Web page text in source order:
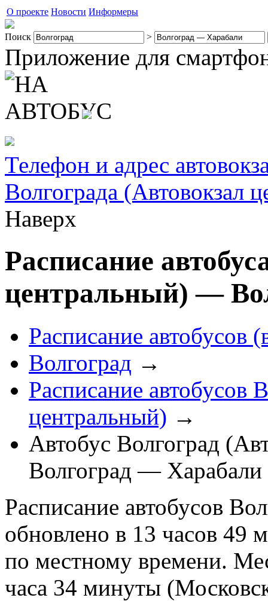
О проекте Новости Информеры
Поиск >
Приложение для
Телефон и адрес
Волгограда (Автовокзал
Наверх
Расписание
центральный) —
Расписание автобусов
Волгоград →
Расписание автобусов
центральный) →
Автобус Волгоград
Волгоград — Харабали
Расписание автобусов
обновлено в 13 часов 49
по местному времени.
часа 34 минуты